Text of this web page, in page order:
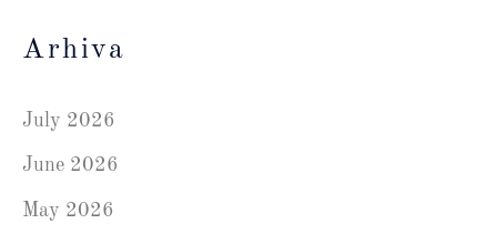
Arhiva
July 2026
June 2026
May 2026